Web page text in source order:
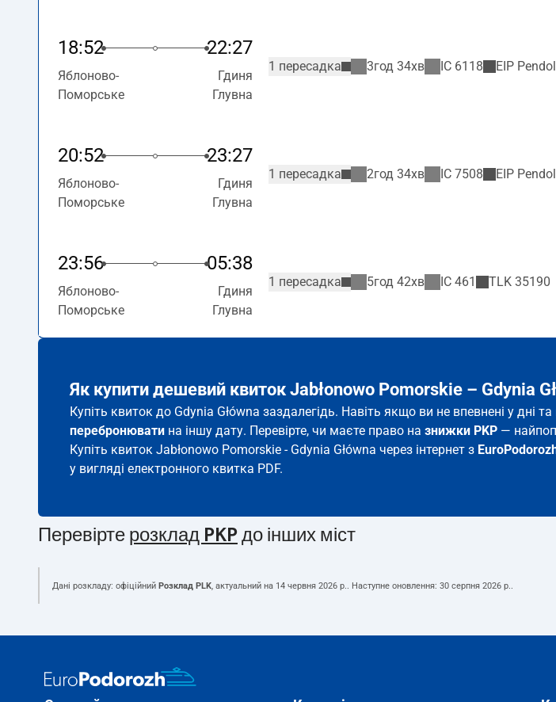
18:52 22:27
Яблоново-
Поморське
Гдиня
Глувна
1 пересадка 3год 34хв IC 6118 EIP
20:52 23:27
Яблоново-
Поморське
Гдиня
Глувна
1 пересадка 2год 34хв IC 7508 EIP
23:56 05:38
Яблоново-
Поморське
Гдиня
Глувна
1 пересадка 5год 42хв IC 461 TLK 35190
Як купити дешевий квиток Jabłonowo Pomorskie – Gdynia
Купіть квиток до Gdynia Główna заздалегідь. Навіть якщо ви не впевнені у дні
перебронювати на іншу дату. Перевірте, чи маєте право на знижки PKP —
Купіть квиток Jabłonowo Pomorskie - Gdynia Główna через інтернет з
у вигляді електронного квитка PDF.
Перевірте розклад PKP до інших міст
Дані розкладу: офіційний Розклад PLK, актуальний на 14 червня 2026 р.. Наступне оновлення: 30 серпня 2026 р..